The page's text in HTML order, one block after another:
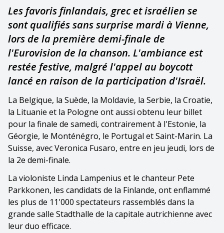
Les favoris finlandais, grec et israélien se
sont qualifiés sans surprise mardi à Vienne,
lors de la première demi-finale de
l'Eurovision de la chanson. L'ambiance est
restée festive, malgré l'appel au boycott
lancé en raison de la participation d'Israël.
La Belgique, la Suède, la Moldavie, la Serbie, la Croatie,
la Lituanie et la Pologne ont aussi obtenu leur billet
pour la finale de samedi, contrairement à l'Estonie, la
Géorgie, le Monténégro, le Portugal et Saint-Marin. La
Suisse, avec Veronica Fusaro, entre en jeu jeudi, lors de
la 2e demi-finale.
La violoniste Linda Lampenius et le chanteur Pete
Parkkonen, les candidats de la Finlande, ont enflammé
les plus de 11'000 spectateurs rassemblés dans la
grande salle Stadthalle de la capitale autrichienne avec
leur duo efficace.